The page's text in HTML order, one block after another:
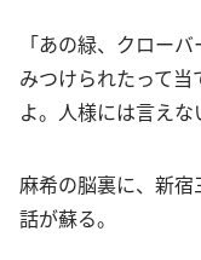
「あの緑、クロー
みつけられたって
よ。人様には言えな
麻希の脳裏に、新
話が蘇る。